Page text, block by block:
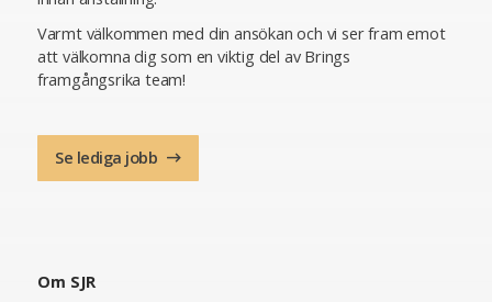
Varmt välkommen med din ansökan och vi ser fram emot
att välkomna dig som en viktig del av Brings
framgångsrika team!
Se lediga jobb
Om SJR